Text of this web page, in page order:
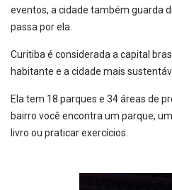
eventos, a cidade também guarda
passa por ela.
Curitiba é considerada a capital
habitante e a cidade mais
Ela tem 18 parques e 34 áreas de
bairro você encontra um parque,
livro ou praticar exercícios.